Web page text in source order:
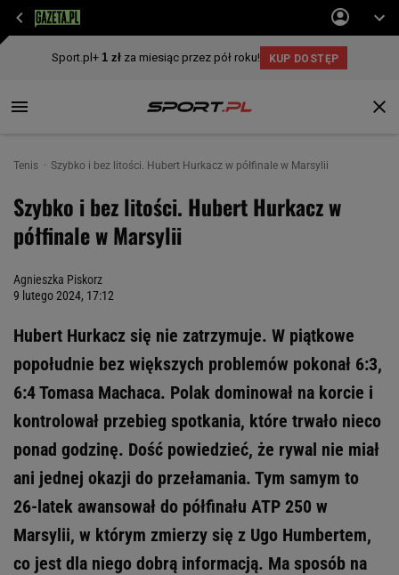
Tenis Szybko i bez litości. Hubert Hurkacz w półfinale w Marsylii
Szybko i bez litości. Hubert Hurkacz w
półfinale w Marsylii
Agnieszka Piskorz
9 lutego 2024, 17:12
Hubert Hurkacz się nie zatrzymuje. W piątkowe
popołudnie bez większych problemów pokonał 6:3,
6:4 Tomasa Machaca. Polak dominował na korcie i
kontrolował przebieg spotkania, które trwało nieco
ponad godzinę. Dość powiedzieć, że rywal nie miał
ani jednej okazji do przełamania. Tym samym to
26-latek awansował do półfinału ATP 250 w
Marsylii, w którym zmierzy się z Ugo Humbertem,
co jest dla niego dobrą informacją. Ma sposób na